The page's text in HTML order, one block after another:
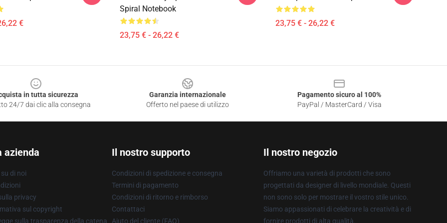
€
Spiral Notebook
23,75 € - 26,22 €
23,75 € - 26,22 €
in tutta sicurezza
24/7 dai clic alla consegna
Garanzia internazionale
Offerto nel paese di utilizzo
Pagamento sicuro al 100%
PayPal / MasterCard / Visa
azienda
di noi
privacy
sul copyright
sulla trasparenza della catena
Il nostro supporto
Condizioni di spedizione e consegna
Termini di pagamento
Condizioni di ritorno e rimborso
Contattaci
Aiuto del cliente (FAQ)
Il nostro negozio
Offriamo una varietà di prodotti che sono
progettati da designer di livello mondiale. Questi
non sono solo per mostrare il vostro stile unico.
Siamo appassionati di celebrare la creatività e di
fornire prodotti di alta qualità.